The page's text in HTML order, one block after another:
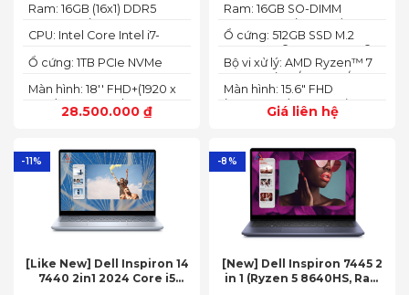
13700HX, RTX 4060 8GB,
16GB, SSD 1TB, 18″ FHD+
165HZ)
28.500.000 ₫
Màn hình: 18'' FHD+(1920 x
1200) 165 Hz In-plane
Switching (IPS)
Ổ cứng: 1TB PCIe NVMe
CPU: Intel Core Intel i7-
GHz 30MB
Ram: 16GB (16x1) DDR5
4800MHz (2x SO-DIMM
socket, up to 32GB
144Hz, 100% sRGB
Giá liên hệ
Màn hình: 15.6" FHD
(1920x1080) IPS 300nits
Anti-glare, 100% sRGB,
Bộ vi xử lý: AMD Ryzen™ 7
74355HS (8C / 16T, 3.8 /
5.1GHz, 8MB L2 / 16MB L3)
Ổ cứng: 512GB SSD M.2
2242 PCIe® 4.0x4 NVMe®
(2 slots nvme)
Ram: 16GB SO-DIMM
DDR5-5600 (max 64)
-11%
[Like New] Dell Inspiron 14
7440 2in1 2024 Core i5
-8%
[New] Dell Inspiron 7445 2
in 1 (Ryzen 5 8640HS, Ram